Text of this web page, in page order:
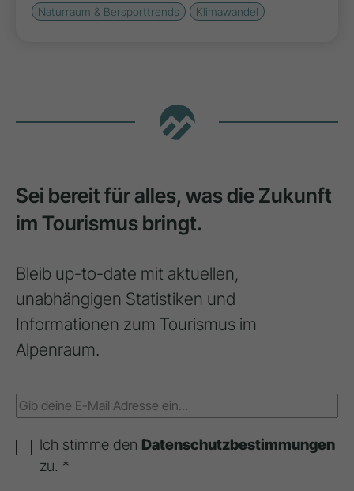
Naturraum & Bersporttrends
Klimawandel
Sei bereit für alles, was die Zukunft
im Tourismus bringt.
Bleib up-to-date mit aktuellen,
unabhängigen Statistiken und
Informationen zum Tourismus im
Alpenraum.
Ich stimme den Datenschutzbestimmungen
zu. *